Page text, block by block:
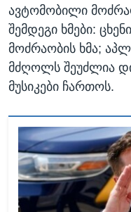
ავტომობილი
შემდეგი ხმები:
მოძრაობის ხმა;
მძღოლს შეუძლია
მუსიკები ჩართოს.